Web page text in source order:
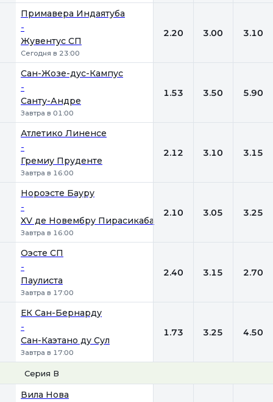
Примавера Индаятуба
-
Жувентус СП
Сегодня в 23:00
2.20 3.00 3.10
Сан-Жозе-дус-Кампус
-
Санту-Андре
Завтра в 01:00
1.53 3.50 5.90
Атлетико Линенсе
-
Гремиу Пруденте
Завтра в 16:00
2.12 3.10 3.15
Нороэсте Бауру
-
XV де Новембру Пирасикаба
Завтра в 16:00
2.10 3.05 3.25
Оэсте СП
-
Паулиста
Завтра в 17:00
2.40 3.15 2.70
ЕК Сан-Бернарду
-
Сан-Каэтано ду Сул
Завтра в 17:00
1.73 3.25 4.50
Серия В
Вила Нова